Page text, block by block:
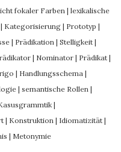
fokaler Farben | lexikalische
| Kategorisierung | Prototyp |
| Prädikation | Stelligkeit |
| Nominator | Prädikat |
| Handlungsschema |
| semantische Rollen |
|
| Konstruktion | Idiomatizität |
| Metonymie